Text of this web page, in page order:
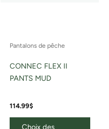
Pantalons de pêche
CONNEC FLEX II
PANTS MUD
114.99$
Choix des